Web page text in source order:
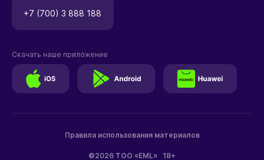
+7 (700) 3 888 188
©2026 ТОО «EML» 18+
Правила использования материалов
Скачать наше приложение